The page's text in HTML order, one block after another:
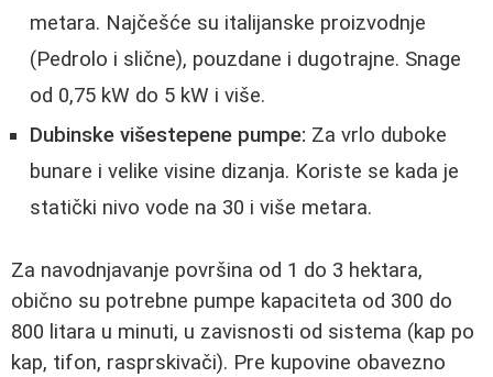
metara. Najčešće su italijanske proizvodnje
(Pedrolo i slične), pouzdane i dugotrajne. Snage
od 0,75 kW do 5 kW i više.
Dubinske višestepene pumpe: Za vrlo duboke
bunare i velike visine dizanja. Koriste se kada je
statički nivo vode na 30 i više metara.
Za navodnjavanje površina od 1 do 3 hektara,
obično su potrebne pumpe kapaciteta od 300 do
800 litara u minuti, u zavisnosti od sistema (kap po
kap, tifon, rasprskivači). Pre kupovine obavezno